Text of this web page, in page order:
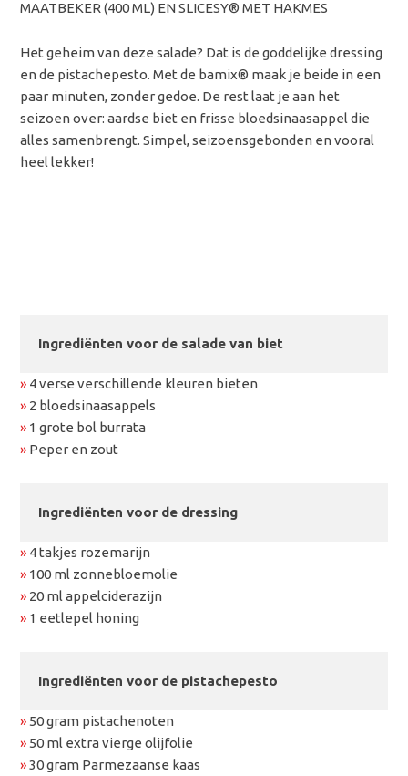
MAATBEKER (400 ML) EN SLICESY® MET HAKMES
Het geheim van deze salade? Dat is de goddelijke dressing
en de pistachepesto. Met de bamix® maak je beide in een
paar minuten, zonder gedoe. De rest laat je aan het
seizoen over: aardse biet en frisse bloedsinaasappel die
alles samenbrengt. Simpel, seizoensgebonden en vooral
heel lekker!
Ingrediënten voor de salade van biet
» 4 verse verschillende kleuren bieten
» 2 bloedsinaasappels
» 1 grote bol burrata
» Peper en zout
Ingrediënten voor de dressing
» 4 takjes rozemarijn
» 100 ml zonnebloemolie
» 20 ml appelciderazijn
» 1 eetlepel honing
Ingrediënten voor de pistachepesto
» 50 gram pistachenoten
» 50 ml extra vierge olijfolie
»30 gram Parmezaanse kaas